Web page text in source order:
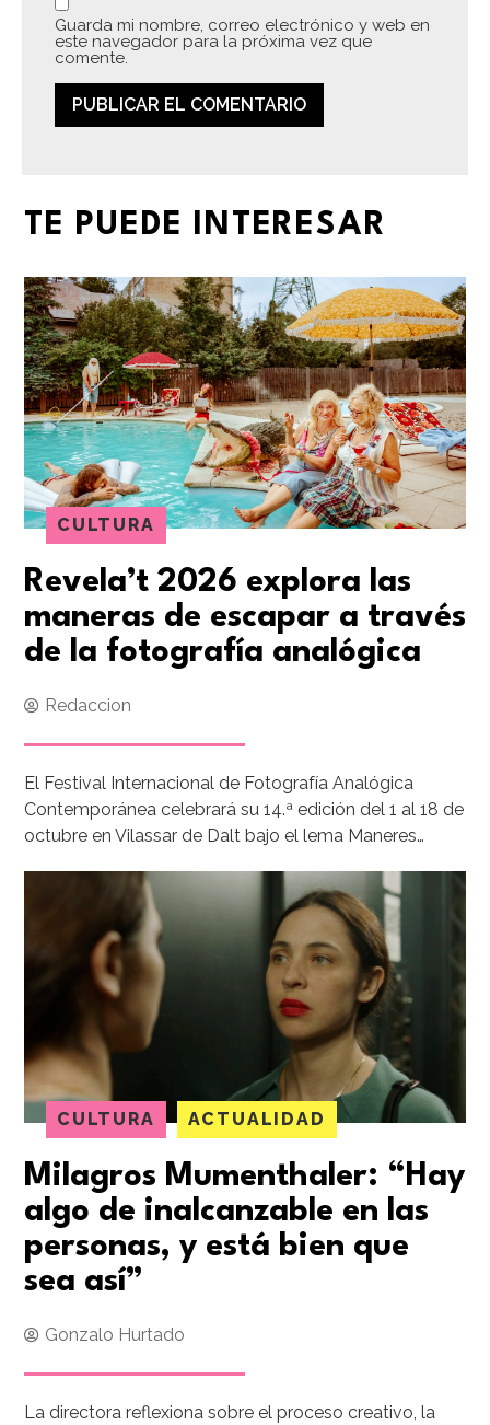
Guarda mi nombre, correo electrónico y web en
este navegador para la próxima vez que
comente.
TE PUEDE INTERESAR
CULTURA
Revela’t 2026 explora las
maneras de escapar a través
de la fotografía analógica
Redaccion
El Festival Internacional de Fotografía Analógica
Contemporánea celebrará su 14.ª edición del 1 al 18 de
octubre en Vilassar de Dalt bajo el lema Maneres…
CULTURA ACTUALIDAD
Milagros Mumenthaler: “Hay
algo de inalcanzable en las
personas, y está bien que
sea así”
Gonzalo Hurtado
La directora reflexiona sobre el proceso creativo, la